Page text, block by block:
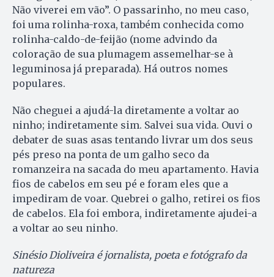
Não viverei em vão”. O passarinho, no meu caso,
foi uma rolinha-roxa, também conhecida como
rolinha-caldo-de-feijão (nome advindo da
coloração de sua plumagem assemelhar-se à
leguminosa já preparada). Há outros nomes
populares.
Não cheguei a ajudá-la diretamente a voltar ao
ninho; indiretamente sim. Salvei sua vida. Ouvi o
debater de suas asas tentando livrar um dos seus
pés preso na ponta de um galho seco da
romanzeira na sacada do meu apartamento. Havia
fios de cabelos em seu pé e foram eles que a
impediram de voar. Quebrei o galho, retirei os fios
de cabelos. Ela foi embora, indiretamente ajudei-a
a voltar ao seu ninho.
Sinésio Dioliveira é jornalista, poeta e fotógrafo da
natureza